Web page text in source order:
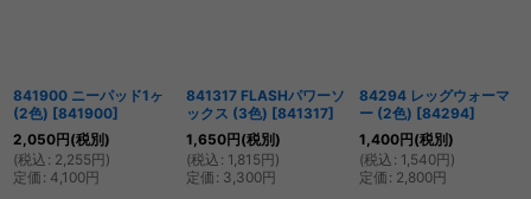
841900 ニーパッド1ヶ
(2色) [841900]
2,050円(税別)
(税込 : 2,255円)
定価 : 4,100円
841317 FLASHパワーソ
ックス (3色) [841317]
1,650円(税別)
(税込 : 1,815円)
定価 : 3,300円
84294 レッグウォーマ
ー (2色) [84294]
1,400円(税別)
(税込 : 1,540円)
定価 : 2,800円